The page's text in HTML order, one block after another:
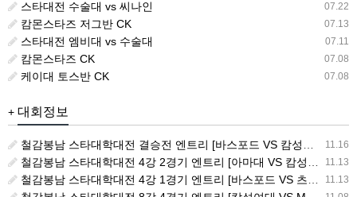
07.22
스타대전 수술대 vs 씨나인
07.13
캄몬스타즈 저그반 CK
07.11
스타대전 엠비대 vs 수술대
07.08
캄몬스타즈 CK
07.08
케이대 토스반 CK
+ 대회정보
11.16
철감봉남 스타대학대전 결승전 엔트리 [바스포드 VS 캄성여대]
11.13
철감봉남 스타대학대전 4강 2경기 엔트리 [아마대 VS 캄성여대]
11.13
철감봉남 스타대학대전 4강 1경기 엔트리 [바스포드 VS 츠나대]